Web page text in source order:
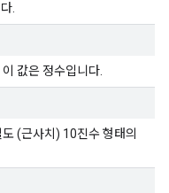
.
값은 정수입니다.
(근사치) 10진수 형태의